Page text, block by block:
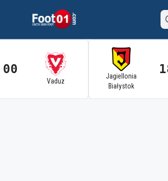
Vaduz
Jagiellonia
Białystok